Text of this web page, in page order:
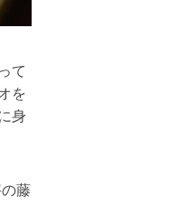
て
を
身
藤